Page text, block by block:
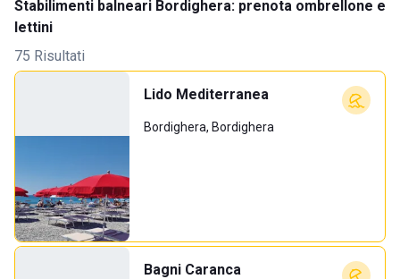
Stabilimenti balneari Bordighera: prenota ombrellone e
lettini
75 Risultati
Lido Mediterranea
Bordighera, Bordighera
Bagni Caranca